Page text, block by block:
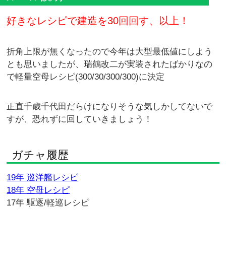
好きなレシピで建造を30回回す、以上！
折角上限が無くなったので今年は大型最低値にしよう
とも思いましたが、瑞鶴改二が実装されたばかりなの
で軽量空母レシピ(300/30/300/300)に決定
正直千歳千代田だらけになりそうな気しかしてないで
すが、恐れずに回していきましょう！
ガチャ履歴
19年 巡洋艦レシピ
18年 空母レシピ
17年 駆逐/軽巡レシピ